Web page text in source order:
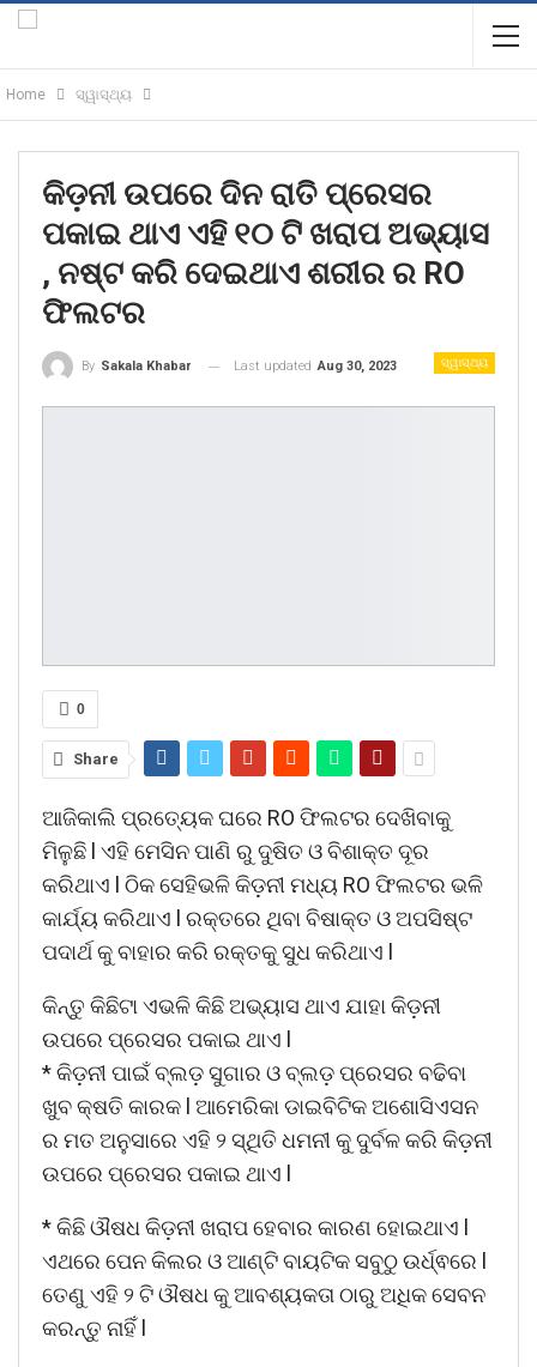
Home ସ୍ୱାସ୍ଥ୍ୟ
କିଡ଼ନୀ ଉପରେ ଦିନ ରାତି ପ୍ରେସର
ପକାଇ ଥାଏ ଏହି ୧୦ ଟି ଖରାପ ଅଭ୍ୟାସ
, ନଷ୍ଟ କରି ଦେଇଥାଏ ଶରୀର ର RO
ଫିଲଟର
ସ୍ୱାସ୍ଥ୍ୟ
By Sakala Khabar Last updated Aug 30, 2023
0
Share
ଆଜିକାଲି ପ୍ରତ୍ୟେକ ଘରେ RO ଫିଲଟର ଦେଖିବାକୁ
ମିଳୁଛି l ଏହି ମେସିନ ପାଣି ରୁ ଦୁଷିତ ଓ ବିଶାକ୍ତ ଦୂର
କରିଥାଏ l ଠିକ ସେହିଭଳି କିଡ଼ନୀ ମଧ୍ୟ RO ଫିଲଟର ଭଳି
କାର୍ଯ୍ୟ କରିଥାଏ l ରକ୍ତରେ ଥିବା ବିଷାକ୍ତ ଓ ଅପସିଷ୍ଟ
ପଦାର୍ଥ କୁ ବାହାର କରି ରକ୍ତକୁ ସୁଧ କରିଥାଏ l
କିନ୍ତୁ କିଛିଟା ଏଭଳି କିଛି ଅଭ୍ୟାସ ଥାଏ ଯାହା କିଡ଼ନୀ
ଉପରେ ପ୍ରେସର ପକାଇ ଥାଏ l
* କିଡ଼ନୀ ପାଇଁ ବ୍ଲଡ଼ ସୁଗାର ଓ ବ୍ଲଡ଼ ପ୍ରେସର ବଢିବା
ଖୁବ କ୍ଷତି କାରକ l ଆମେରିକା ଡାଇବିଟିକ ଅଶୋସିଏସନ
ର ମତ ଅନୁସାରେ ଏହି ୨ ସ୍ଥିତି ଧମନୀ କୁ ଦୁର୍ବଳ କରି କିଡ଼ନୀ
ଉପରେ ପ୍ରେସର ପକାଇ ଥାଏ l
* କିଛି ଔଷଧ କିଡ଼ନୀ ଖରାପ ହେବାର କାରଣ ହୋଇଥାଏ l
ଏଥରେ ପେନ କିଲର ଓ ଆଣ୍ଟି ବାୟଟିକ ସବୁଠୁ ଉର୍ଧ୍ଵରେ l
ତେଣୁ ଏହି ୨ ଟି ଔଷଧ କୁ ଆବଶ୍ୟକତା ଠାରୁ ଅଧିକ ସେବନ
କରନ୍ତୁ ନାହିଁ l